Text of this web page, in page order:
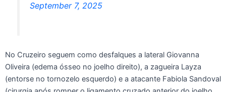
September 7, 2025
No Cruzeiro seguem como desfalques a lateral Giovanna
Oliveira (edema ósseo no joelho direito), a zagueira Layza
(entorse no tornozelo esquerdo) e a atacante Fabiola Sandoval